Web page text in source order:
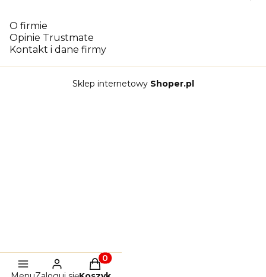
O firmie
Opinie Trustmate
Kontakt i dane firmy
Sklep internetowy Shoper.pl
Produkty w koszyku: 0. Zobacz